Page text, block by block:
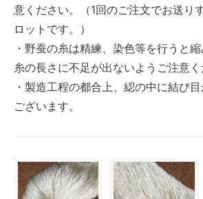
意ください。（1回のご注文でお送り
ロットです。）
・野蚕の糸は精練、染色等を行うと
糸の長さに不足が出ないようご注意く
・製造工程の都合上、綛の中に結び
ございます。